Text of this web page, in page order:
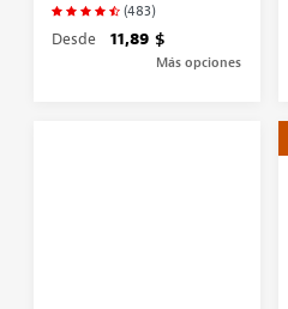
(483)
Desde 11,89 $
Más opciones